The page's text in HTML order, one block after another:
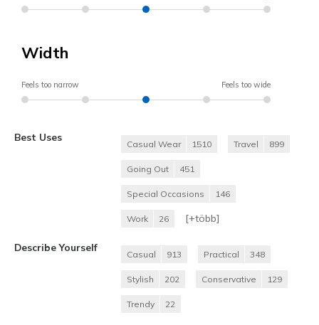
Width
Feels too narrow Feels too wide
Best Uses
Casual Wear 1510 Travel 899
Going Out 451
Special Occasions 146
Work 26 [+több]
Describe Yourself
Casual 913 Practical 348
Stylish 202 Conservative 129
Trendy 22